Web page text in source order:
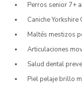
Perros senior 7+
Caniche Yorkshire
Maltés mestizos
Articulaciones
Salud dental
Piel pelaje brillo